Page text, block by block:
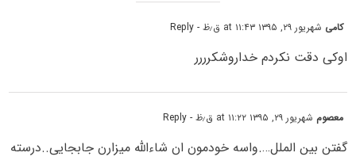
کامی شهریور ۲۹, ۱۳۹۵ at ۱۱:۴۳ ق٫ظ - Reply
اوکی دقت نکردم خداروشکرررر
معصوم شهریور ۲۹, ۱۳۹۵ at ۱۱:۲۲ ق٫ظ - Reply
گفتن بین الملل….واسه خودمون ان شاءالله میزارن جابجایی..درسته